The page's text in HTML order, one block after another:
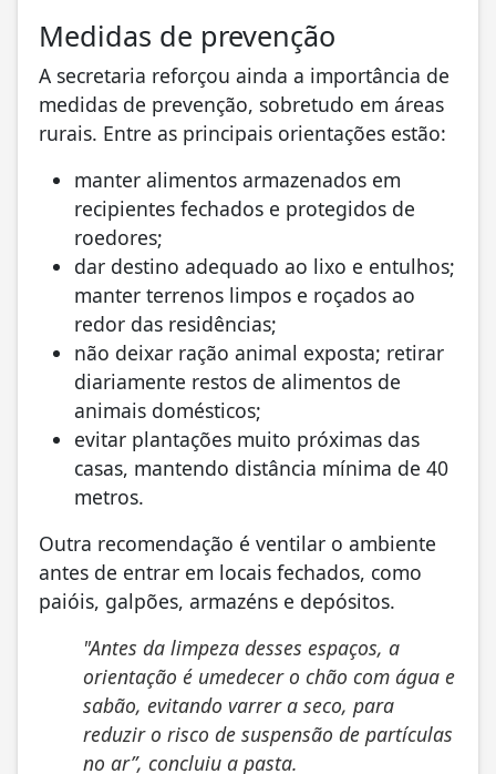
Medidas de prevenção
A secretaria reforçou ainda a importância de
medidas de prevenção, sobretudo em áreas
rurais. Entre as principais orientações estão:
manter alimentos armazenados em
recipientes fechados e protegidos de
roedores;
dar destino adequado ao lixo e entulhos;
manter terrenos limpos e roçados ao
redor das residências;
não deixar ração animal exposta; retirar
diariamente restos de alimentos de
animais domésticos;
evitar plantações muito próximas das
casas, mantendo distância mínima de 40
metros.
Outra recomendação é ventilar o ambiente
antes de entrar em locais fechados, como
paióis, galpões, armazéns e depósitos.
"Antes da limpeza desses espaços, a
orientação é umedecer o chão com água e
sabão, evitando varrer a seco, para
reduzir o risco de suspensão de partículas
no ar”, concluiu a pasta.